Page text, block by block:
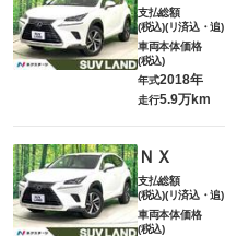
支払総額
(税込)(リ済込・追)
車両本体価格
(税込)
年式2018年
走行5.9万km
ＮＸ
支払総額
(税込)(リ済込・追)
車両本体価格
(税込)